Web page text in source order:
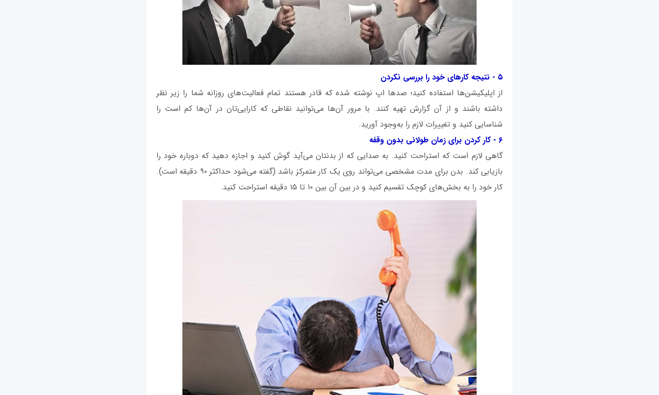
۵ - نتیجه کارهای خود را بررسی نکردن
از اپلیکیشن‌ها استفاده کنید؛ صدها اپ نوشته شده که قادر هستند تمام فعالیت‌های روزانه شما را زیر نظر
داشته باشند و از آن گزارش تهیه کنند. با مرور آن‌ها می‌توانید نقاطی که کارایی‌تان در آن‌ها کم است را
شناسایی کنید و تغییرات لازم را به‌وجود آورید.
۶ - کار کردن برای زمان طولانی بدون وقفه
گاهی لازم است که استراحت کنید. به صدایی که از بدنتان می‌آید گوش کنید و اجازه دهید که دوباره خود را
بازیابی کند. بدن برای مدت مشخصی می‌تواند روی یک کار متمرکز باشد (گفته می‌شود حداکثر ۹۰ دقیقه است).
کار خود را به بخش‌های کوچک تقسیم کنید و در بین آن بین ۱۰ تا ۱۵ دقیقه استراحت کنید.